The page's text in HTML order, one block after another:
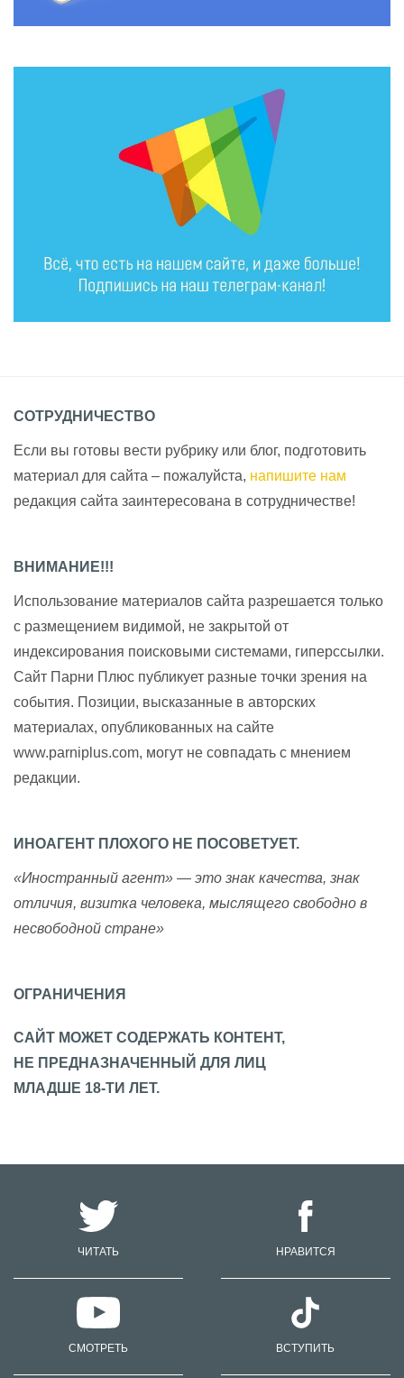
СОТРУДНИЧЕСТВО
Если вы готовы вести рубрику или блог, подготовить
материал для сайта – пожалуйста, напишите нам
редакция сайта заинтересована в сотрудничестве!
ВНИМАНИЕ!!!
Использование материалов сайта разрешается только
с размещением видимой, не закрытой от
индексирования поисковыми системами, гиперссылки.
Сайт Парни Плюс публикует разные точки зрения на
события. Позиции, высказанные в авторских
материалах, опубликованных на сайте
www.parniplus.com, могут не совпадать с мнением
редакции.
ИНОАГЕНТ ПЛОХОГО НЕ ПОСОВЕТУЕТ.
«Иностранный агент» — это знак качества, знак
отличия, визитка человека, мыслящего свободно в
несвободной стране»
ОГРАНИЧЕНИЯ
САЙТ МОЖЕТ СОДЕРЖАТЬ КОНТЕНТ,
НЕ ПРЕДНАЗНАЧЕННЫЙ ДЛЯ ЛИЦ
МЛАДШЕ 18-ТИ ЛЕТ.
ЧИТАТЬ НРАВИТСЯ
СМОТРЕТЬ ВСТУПИТЬ